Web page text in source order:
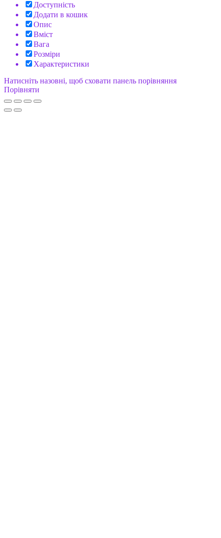
Доступність
Додати в кошик
Опис
Вміст
Вага
Розміри
Характеристики
Натисніть назовні, щоб сховати панель порівняння
Порівняти